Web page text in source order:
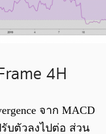
4H
จาก MACD
บตัวลงไปต่อ ส่วน